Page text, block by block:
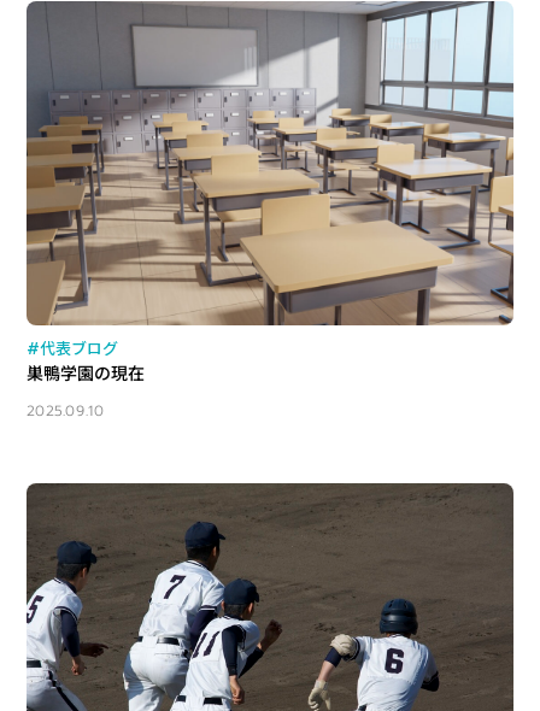
#代表ブログ
巣鴨学園の現在
2025.09.10